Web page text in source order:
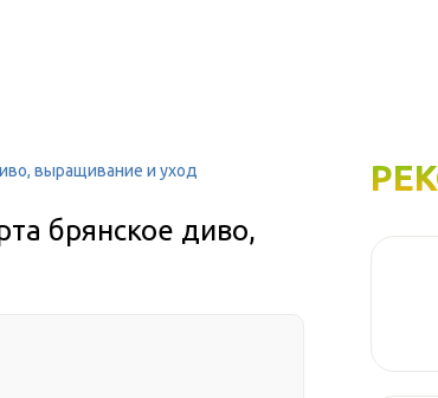
выращивание и уход
брянское диво,